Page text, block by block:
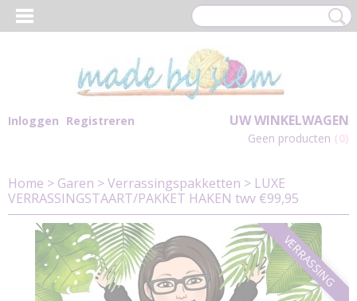
Inloggen Registreren UW WINKELWAGEN
Geen producten (0)
Home > Garen >Verrassingspakketten > LUXE
VERRASSINGSTAART/PAKKET HAKEN twv €99,95
VERRASSING